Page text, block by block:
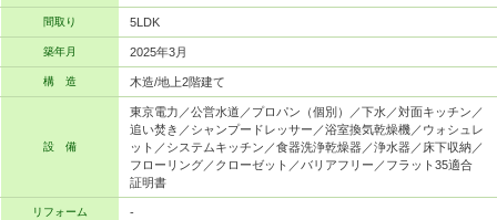
間取り 5LDK
築年月 2025年3月
構 造 木造/地上2階建て
設 備
東京電力／公営水道／プロパン（個別）／下水／対面キッチン／
追い焚き／シャンプードレッサー／浴室換気乾燥機／ウォシュレ
ット／システムキッチン／食器洗浄乾燥器／浄水器／床下収納／
フローリング／クローゼット／バリアフリー／フラット35適合
証明書
リフォーム -